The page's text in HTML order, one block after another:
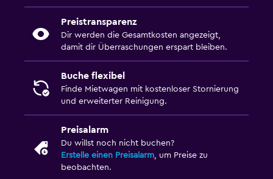
Preistransparenz
Dir werden die Gesamtkosten angezeigt,
damit dir Überraschungen erspart bleiben.
Buche flexibel
Finde Mietwagen mit kostenloser Stornierung
und erweiterter Reinigung.
Preisalarm
Du willst noch nicht buchen?
Erstelle einen Preisalarm, um Preise zu
beobachten.